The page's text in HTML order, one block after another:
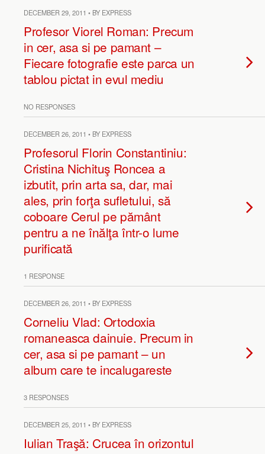
DECEMBER 29, 2011 • BY EXPRESS
Profesor Viorel Roman: Precum
in cer, asa si pe pamant –
Fiecare fotografie este parca un
tablou pictat in evul mediu
NO RESPONSES
DECEMBER 26, 2011 • BY EXPRESS
Profesorul Florin Constantiniu:
Cristina Nichituş Roncea a
izbutit, prin arta sa, dar, mai
ales, prin forţa sufletului, să
coboare Cerul pe pământ
pentru a ne înălţa într-o lume
purificată
1 RESPONSE
DECEMBER 26, 2011 • BY EXPRESS
Corneliu Vlad: Ortodoxia
romaneasca dainuie. Precum in
cer, asa si pe pamant – un
album care te incalugareste
3 RESPONSES
DECEMBER 25, 2011 • BY EXPRESS
Iulian Traşă: Crucea în orizontul